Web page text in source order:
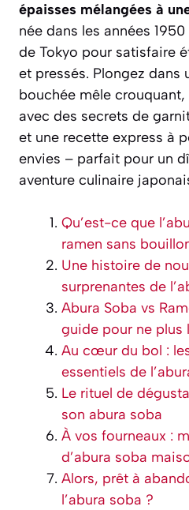
épaisses mélangées à
née dans les années
de Tokyo pour satisfaire
et pressés. Plongez dans
bouchée mêle
avec des secrets de
et une recette express à
envies – parfait pour un
aventure culinaire
Qu’est-ce que
ramen sans
Une histoire de
surprenantes de
Abura Soba vs
guide pour ne plus
Au cœur du bol :
essentiels de
Le rituel de
son abura soba
À vos fourneaux :
d’abura soba
Alors, prêt à
l’abura soba ?